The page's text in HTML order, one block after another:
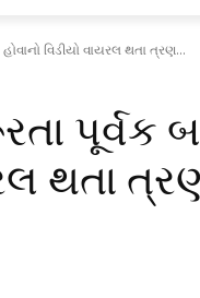
વિડીયો વાયરલ થતા ત્રણ...
પૂર્વક
થતા